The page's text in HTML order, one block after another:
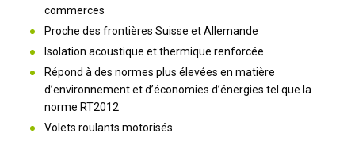
commerces
Proche des frontières Suisse et Allemande
Isolation acoustique et thermique renforcée
Répond à des normes plus élevées en matière
d’environnement et d’économies d’énergies tel que la
norme RT2012
Volets roulants motorisés